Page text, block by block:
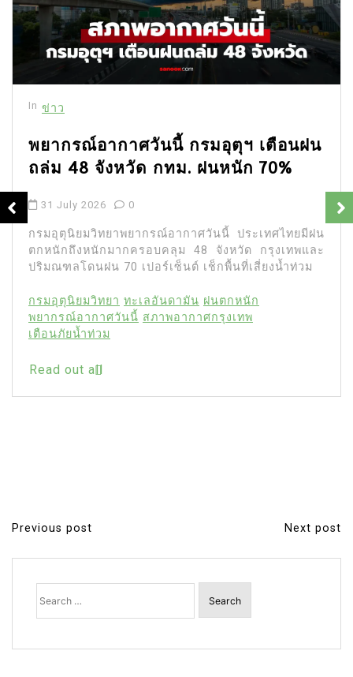
In ข่าว
พยากรณ์อากาศวันนี้ กรมอุตุฯ เตือนฝน
ถล่ม 48 จังหวัด กทม. ฝนหนัก 70%
31 July 2026 0
กรมอุตุนิยมวิทยาพยากรณ์อากาศวันนี้ ประเทศไทยมีฝน
ตกหนักถึงหนักมากครอบคลุม 48 จังหวัด กรุงเทพและ
ปริมณฑลโดนฝน 70 เปอร์เซ็นต์ เช็กพื้นที่เสี่ยงน้ำท่วม
กรมอุตุนิยมวิทยา ทะเลอันดามัน ฝนตกหนัก
พยากรณ์อากาศวันนี้ สภาพอากาศกรุงเทพ
เตือนภัยน้ำท่วม
Read out all
P
o
Previous post Next post
Search
for: